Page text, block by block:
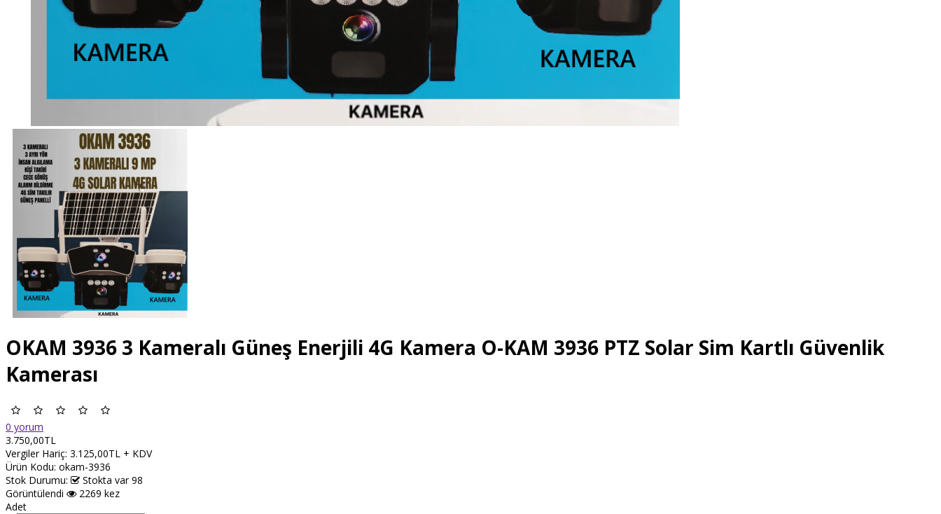
OKAM 3936 3 Kameralı Güneş Enerjili 4G Kamera O-KAM 3936 PTZ Solar Sim Kartlı Güvenlik
Kamerası
0 yorum
3.750,00TL
Vergiler Hariç: 3.125,00TL + KDV
Ürün Kodu: okam-3936
Stok Durumu:
Stokta var 98
Görüntülendi
2269 kez
Adet